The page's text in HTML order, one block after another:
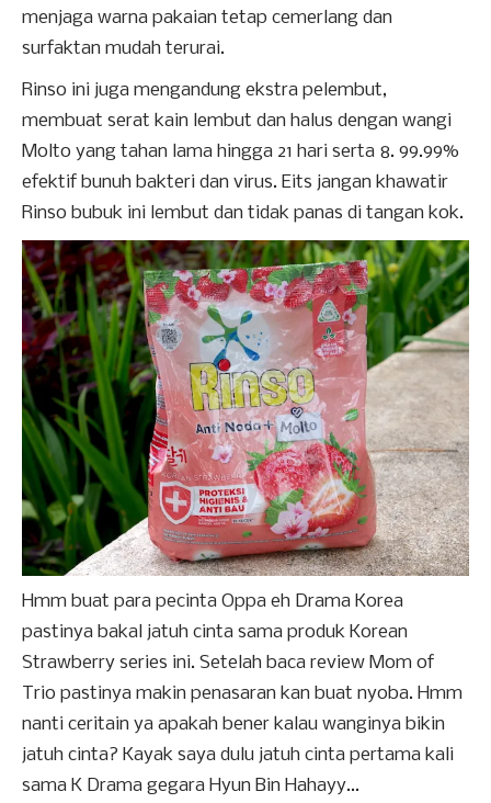
menjaga warna pakaian tetap cemerlang dan
surfaktan mudah terurai.
Rinso ini juga mengandung ekstra pelembut,
membuat serat kain lembut dan halus dengan wangi
Molto yang tahan lama hingga 21 hari serta 8. 99.99%
efektif bunuh bakteri dan virus. Eits jangan khawatir
Rinso bubuk ini lembut dan tidak panas di tangan kok.
Hmm buat para pecinta Oppa eh Drama Korea
pastinya bakal jatuh cinta sama produk Korean
Strawberry series ini. Setelah baca review Mom of
Trio pastinya makin penasaran kan buat nyoba. Hmm
nanti ceritain ya apakah bener kalau wanginya bikin
jatuh cinta? Kayak saya dulu jatuh cinta pertama kali
sama K Drama gegara Hyun Bin Hahayy...